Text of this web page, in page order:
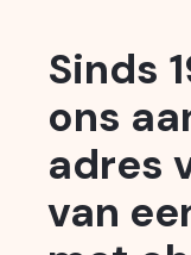
Sinds
ons
adres
van